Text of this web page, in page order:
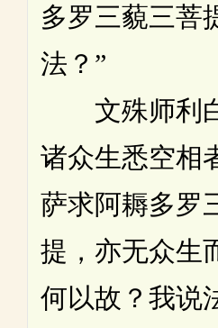
多罗三藐三菩
法？”
文殊师利白
诸众生悉空相
萨求阿耨多罗
提，亦无众生
何以故？我说